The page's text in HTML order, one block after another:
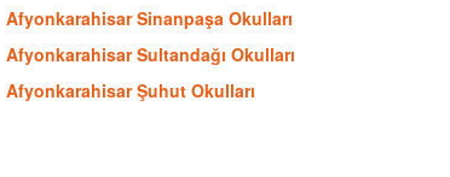
Afyonkarahisar Sinanpaşa Okulları
Afyonkarahisar Sultandağı Okulları
Afyonkarahisar Şuhut Okulları